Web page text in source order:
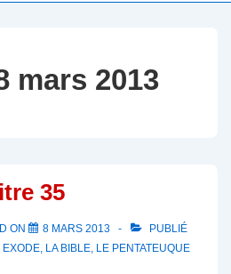
mars 2013
35
ON 8 MARS 2013
PUBLIÉ
EXODE, LA BIBLE, LE PENTATEUQUE